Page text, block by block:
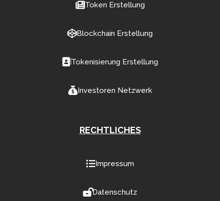
Token Erstellung
Blockchain Erstellung
Tokenisierung Erstellung
Investoren Netzwerk
RECHTLICHES
Impressum
Datenschutz